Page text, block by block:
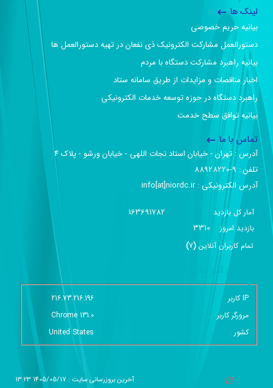
لینک ها
بیانیه حریم خصوصی
دستورالعمل مشارکت الکترونیک ذی نفعان در تهیه دستورالعمل ها
بیانیه راهبرد مشارکت دستگاه با مردم
اخبار مناقصات و مزایدات از طریق سامانه ستاد
راهبرد دستگاه در حوزه توسعه خدمات الکترونیکی
بیانیه توافق سطح خدمت
تماس با ما
آدرس :‌ تهران - خیابان استاد نجات اللهی - خیابان ورشو - پلاک ۴
تلفن :‌ 9-88928220
آدرس الکترونیکی :‌ info[at]niordc.ir
آمار کل بازدید 163691782
بازديد امروز 3310
تمام کاربران آنلاين (
7
)
IP کاربر
216.73.216.196
مرورگر کاربر
Chrome 131.0
کشور
United States
آخرین بروزرسانی سایت : 1405/05/17 13:23